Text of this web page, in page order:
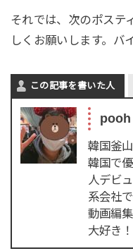
それでは、次のポステ
しくお願いします。バ
この記事を書いた人
pooh
韓国釜
韓国で
人デビ
系会社
動画編
大好き！